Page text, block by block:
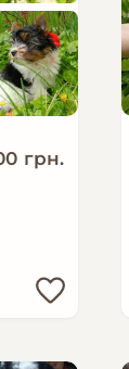
грн.